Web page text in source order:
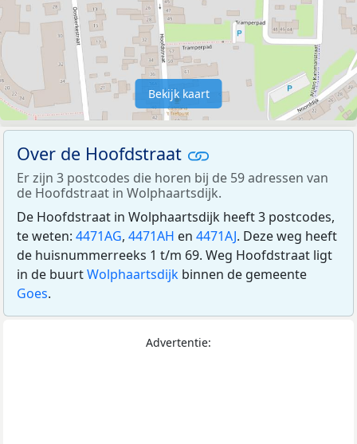
Bekijk kaart
Over de Hoofdstraat
Er zijn 3 postcodes die horen bij de 59 adressen van
de Hoofdstraat in Wolphaartsdijk.
De Hoofdstraat in Wolphaartsdijk heeft 3 postcodes,
te weten: 4471AG, 4471AH en 4471AJ. Deze weg heeft
de huisnummerreeks 1 t/m 69. Weg Hoofdstraat ligt
in de buurtWolphaartsdijk binnen de gemeente
Goes.
Advertentie: